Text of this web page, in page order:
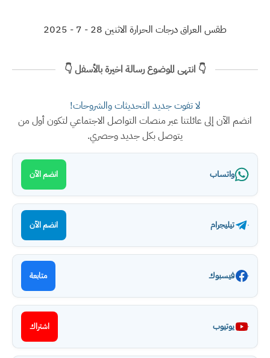
طقس العراق درجات الحرارة الاثنين 28 - 7 - 2025
👇 انتهى الموضوع رسالة اخيرة بالأسفل 👇
لا تفوت جديد التحديثات والشروحات!
انضم الآن إلى عائلتنا عبر منصات التواصل الاجتماعي لتكون أول من
يتوصل بكل جديد وحصري.
واتساب انضم الآن
تيليجرام انضم الآن
فيسبوك متابعة
يوتيوب اشتراك